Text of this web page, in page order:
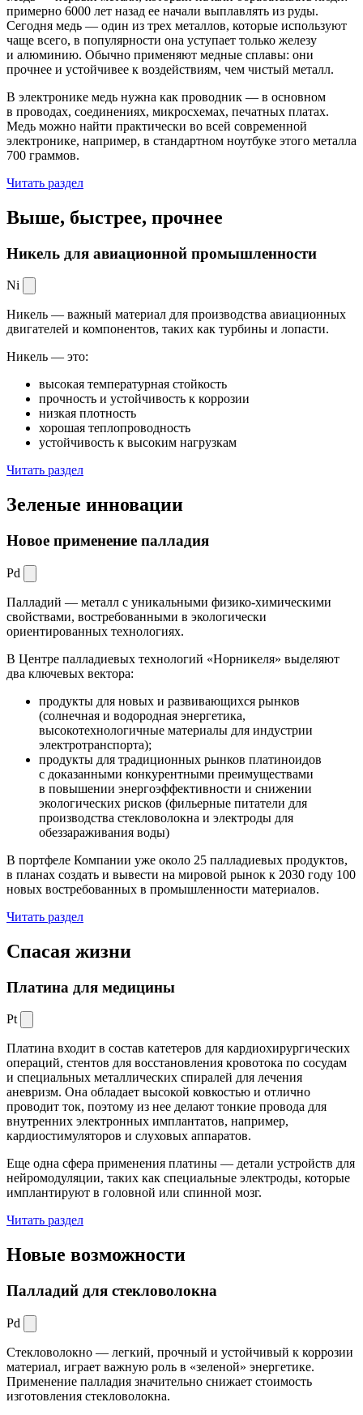
примерно 6000 лет назад ее начали выплавлять из руды.
Сегодня медь — один из трех металлов, которые используют
чаще всего, в популярности она уступает только железу
и алюминию. Обычно применяют медные сплавы: они
прочнее и устойчивее к воздействиям, чем чистый металл.
В электронике медь нужна как проводник — в основном
в проводах, соединениях, микросхемах, печатных платах.
Медь можно найти практически во всей современной
электронике, например, в стандартном ноутбуке этого металла
700 граммов.
Читать раздел
Выше, быстрее, прочнее
Никель для авиационной промышленности
Ni
Никель — важный материал для производства авиационных
двигателей и компонентов, таких как турбины и лопасти.
Никель — это:
высокая температурная стойкость
прочность и устойчивость к коррозии
низкая плотность
хорошая теплопроводность
устойчивость к высоким нагрузкам
Читать раздел
Зеленые инновации
Новое применение палладия
Pd
Палладий — металл с уникальными физико-химическими
свойствами, востребованными в экологически
ориентированных технологиях.
В Центре палладиевых технологий «Норникеля» выделяют
два ключевых вектора:
продукты для новых и развивающихся рынков
(солнечная и водородная энергетика,
высокотехнологичные материалы для индустрии
электротранспорта);
продукты для традиционных рынков платиноидов
с доказанными конкурентными преимуществами
в повышении энергоэффективности и снижении
экологических рисков (фильерные питатели для
производства стекловолокна и электроды для
обеззараживания воды)
В портфеле Компании уже около 25 палладиевых продуктов,
в планах создать и вывести на мировой рынок к 2030 году 100
новых востребованных в промышленности материалов.
Читать раздел
Спасая жизни
Платина для медицины
Pt
Платина входит в состав катетеров для кардиохирургических
операций, стентов для восстановления кровотока по сосудам
и специальных металлических спиралей для лечения
аневризм. Она обладает высокой ковкостью и отлично
проводит ток, поэтому из нее делают тонкие провода для
внутренних электронных имплантатов, например,
кардиостимуляторов и слуховых аппаратов.
Еще одна сфера применения платины — детали устройств для
нейромодуляции, таких как специальные электроды, которые
имплантируют в головной или спинной мозг.
Читать раздел
Новые возможности
Палладий для стекловолокна
Pd
Стекловолокно — легкий, прочный и устойчивый к коррозии
материал, играет важную роль в «зеленой» энергетике.
Применение палладия значительно снижает стоимость
изготовления стекловолокна.